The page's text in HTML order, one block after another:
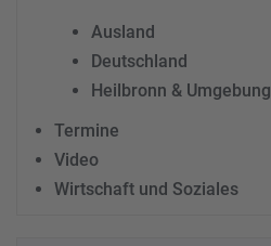
Ausland
Deutschland
Heilbronn & Umgebung
Termine
Video
Wirtschaft und Soziales